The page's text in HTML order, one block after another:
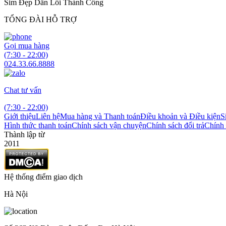
Sim Đẹp Dẫn Lối Thành Công
TỔNG ĐÀI HỖ TRỢ
Gọi mua hàng
(7:30 - 22:00)
024.33.66.8888
Chat tư vấn
(7:30 - 22:00)
Giới thiệuLiên hệMua hàng và Thanh toánĐiều khoản và Điều kiện
Hình thức thanh toánChính sách vận chuyệnChính sách đổi trảChính
Thành lập từ
2011
Hệ thống điểm giao dịch
Hà Nội